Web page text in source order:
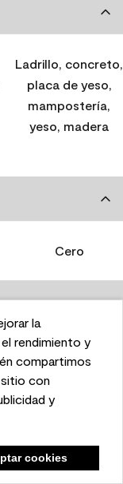
experience
on our website.
of our site
analytics
Cookies
la
rendimiento y
compartimos
con
y
cookies
Ladrillo, concreto,
placa de yeso,
mampostería,
yeso, madera
Cero
400-450
1 hora